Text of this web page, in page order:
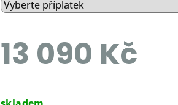
13 090 Kč
cena: